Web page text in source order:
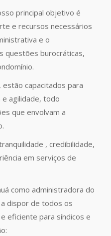
principal objetivo é
e recursos necessários
e o
questões burocráticas,
capacitados para
agilidade, todo
que envolvam a
, credibilidade,
em serviços de
como administradora do
dispor de todos os
eficiente para síndicos e